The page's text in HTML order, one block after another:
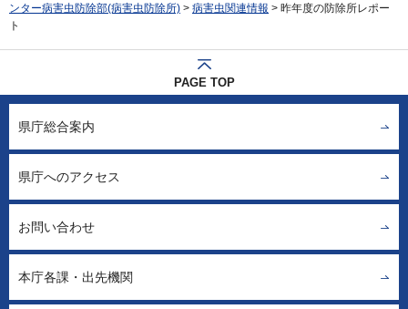
ンター病害虫防除部(病害虫防除所) > 病害虫関連情報 > 昨年度の防除所レポー
ト
PAGE TOP
県庁総合案内
県庁へのアクセス
お問い合わせ
本庁各課・出先機関